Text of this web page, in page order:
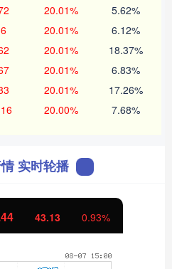
20.01% 5.62%
20.01% 6.12%
20.01% 18.37%
20.01% 6.83%
20.01% 17.26%
20.00% 7.68%
实时轮播
11.37 1.01%